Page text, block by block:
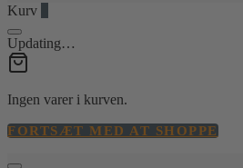
Kurv
Updating…
Ingen varer i kurven.
FORTSÆT MED AT SHOPPE